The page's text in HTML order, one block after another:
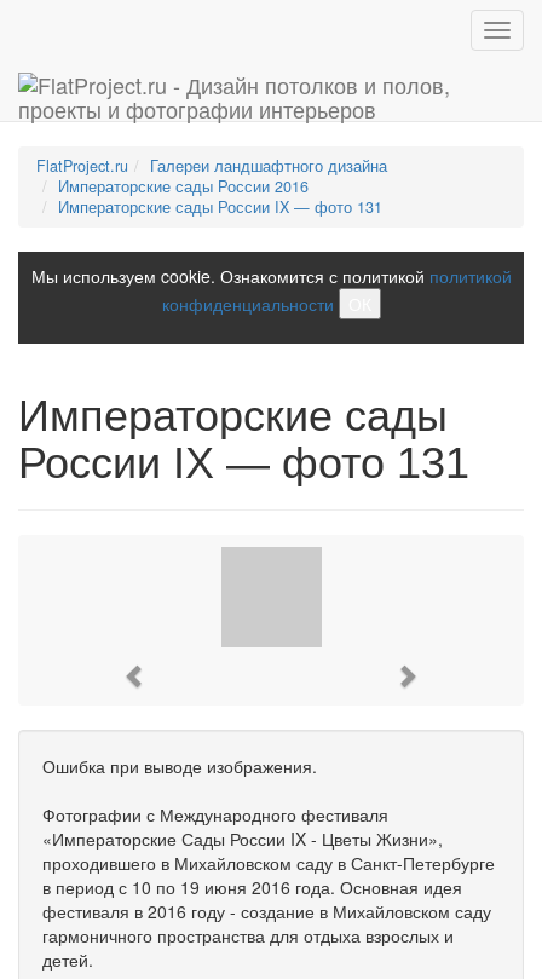
FlatProject.ru
Галереи ландшафтного дизайна
Императорские сады России 2016
Императорские сады России IX — фото 131
Мы используем cookie. Ознакомится с политикой политикой
конфиденциальности
Императорские сады
России IX — фото 131
Ошибка при выводе изображения.
Фотографии с Международного фестиваля
«Императорские Сады России IX - Цветы Жизни»,
проходившего в Михайловском саду в Санкт-Петербурге
в период с 10 по 19 июня 2016 года. Основная идея
фестиваля в 2016 году - создание в Михайловском саду
гармоничного пространства для отдыха взрослых и
детей.